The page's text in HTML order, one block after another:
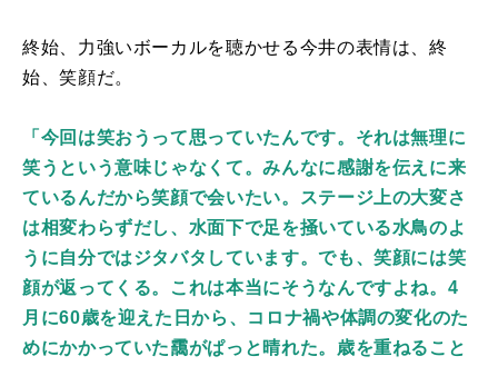
終始、力強いボーカルを聴かせる今井の表情は、終
始、笑顔だ。
「今回は笑おうって思っていたんです。それは無理に
笑うという意味じゃなくて。みんなに感謝を伝えに来
ているんだから笑顔で会いたい。ステージ上の大変さ
は相変わらずだし、水面下で足を掻いている水鳥のよ
うに自分ではジタバタしています。でも、笑顔には笑
顔が返ってくる。これは本当にそうなんですよね。4
月に60歳を迎えた日から、コロナ禍や体調の変化のた
めにかかっていた靄がぱっと晴れた。歳を重ねること